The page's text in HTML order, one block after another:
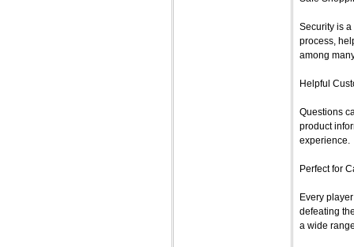
Security is
process,
among
Helpful
Questions
product
experience.
Perfect for
Every
defeating
a wide